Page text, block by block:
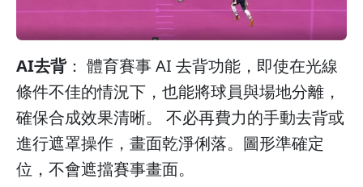
AI去背： 體育賽事 AI 去背功能，即使在光線
條件不佳的情況下，也能將球員與場地分離，
確保合成效果清晰。 不必再費力的手動去背或
進行遮罩操作，畫面乾淨俐落。圖形準確定
位，不會遮擋賽事畫面。